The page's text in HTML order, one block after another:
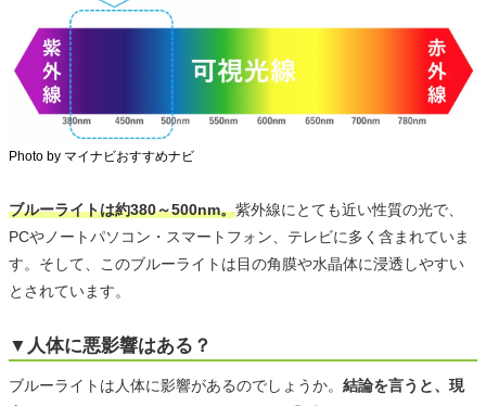
Photo by マイナビおすすめナビ
ブルーライトは約380～500nm。紫外線にとても近い性質の光で、
PCやノートパソコン・スマートフォン、テレビに多く含まれていま
す。そして、このブルーライトは目の角膜や水晶体に浸透しやすい
とされています。
▼人体に悪影響はある？
ブルーライトは人体に影響があるのでしょうか。 結論を言うと、現